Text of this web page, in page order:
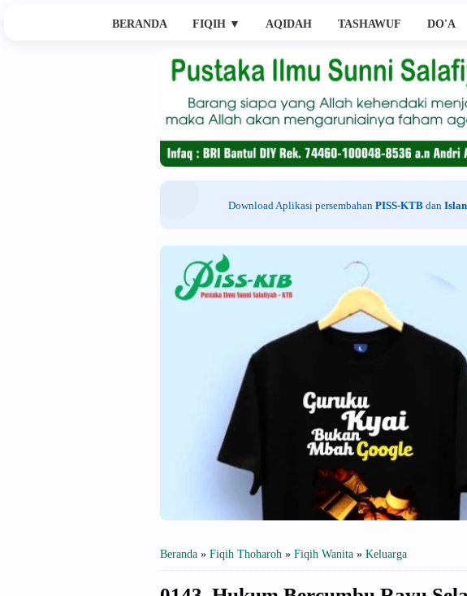
BERANDA FIQIH ▼ AQIDAH TASHAWUF DO'A
Download Aplikasi persembahan PISS-KTBdan
Beranda » Fiqih Thoharoh » Fiqih Wanita » Keluarga